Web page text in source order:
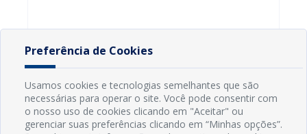
Preferência de Cookies
Usamos cookies e tecnologias semelhantes que são
necessárias para operar o site. Você pode consentir com
o nosso uso de cookies clicando em "Aceitar" ou
gerenciar suas preferências clicando em “Minhas opções”.